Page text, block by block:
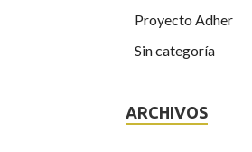
Proyecto Adher
Sin categoría
ARCHIVOS